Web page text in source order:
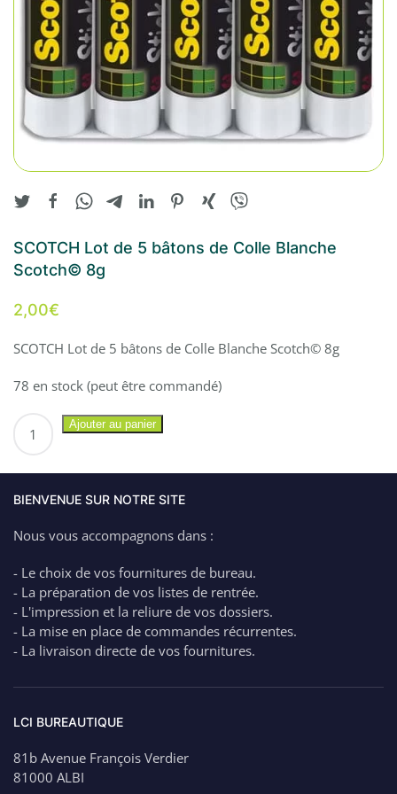
SCOTCH Lot de 5 bâtons de Colle Blanche
Scotch© 8g
2,00€
SCOTCH Lot de 5 bâtons de Colle Blanche Scotch© 8g
78 en stock (peut être commandé)
de
bâtons
Colle
Blanche
Scotch©
8g
Ajouter au panier
BIENVENUE SUR NOTRE SITE
Nous vous accompagnons dans :
- Le choix de vos fournitures de bureau.
- La préparation de vos listes de rentrée.
- L'impression et la reliure de vos dossiers.
- La mise en place de commandes récurrentes.
- La livraison directe de vos fournitures.
LCI BUREAUTIQUE
81b Avenue François Verdier
81000 ALBI